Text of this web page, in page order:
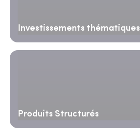
Investissements thématiques
Produits Structurés